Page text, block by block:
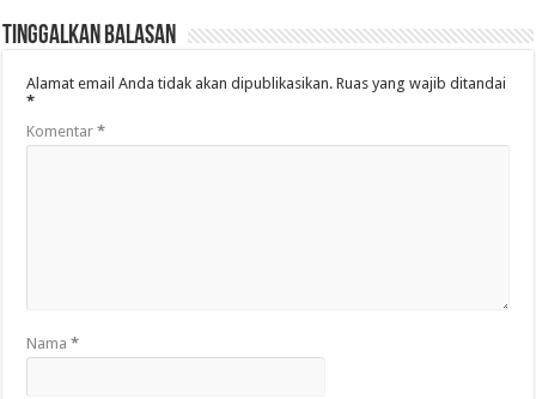
Tinggalkan Balasan
Alamat email Anda tidak akan dipublikasikan. Ruas yang wajib ditandai
*
Komentar*
Nama*